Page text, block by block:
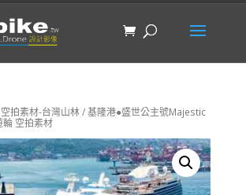
空拍素材-台灣山林/ 基隆港●盛世公主號Majestic
空拍素材